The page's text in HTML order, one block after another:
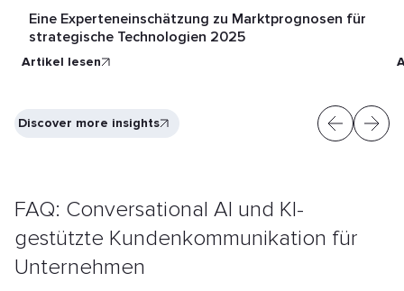
Eine Experteneinschätzung zu Marktprognosen für
strategische Technologien 2025
Artikel lesen
Discover more insights
FAQ: Conversational AI und KI-
gestützte Kundenkommunikation für
Unternehmen